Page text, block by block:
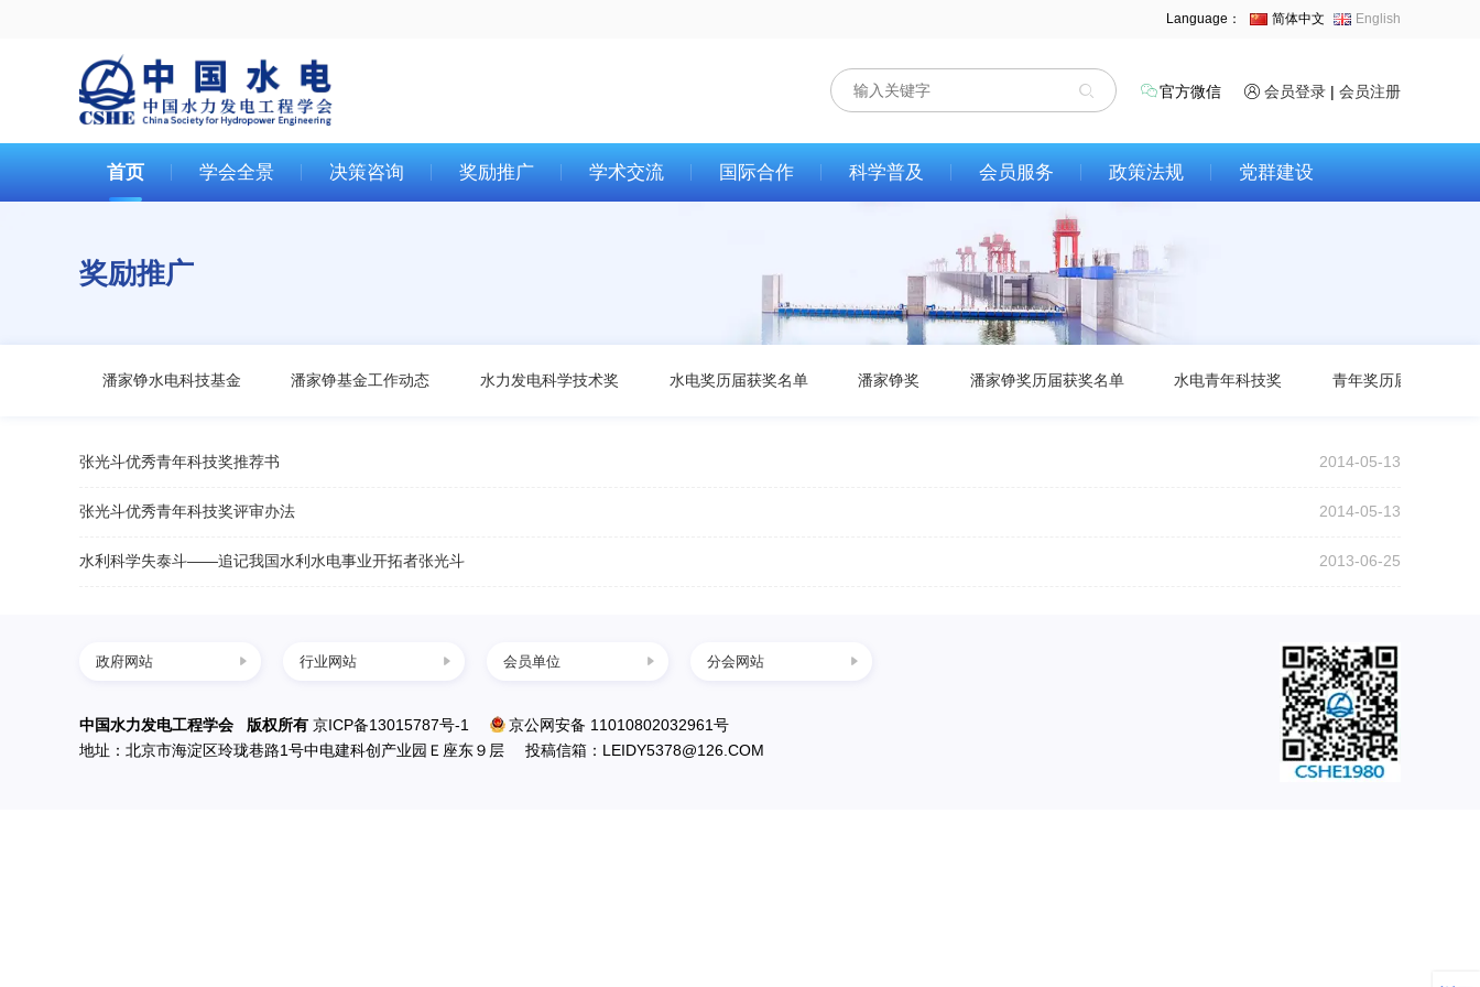
Language： 简体中文 English
官方微信 会员登录 | 会员注册
首页 学会全景 决策咨询 奖励推广 学术交流 国际合作 科学普及 会员服务 政策法规 党群建设
奖励推广
潘家铮水电科技基金 潘家铮基金工作动态 水力发电科学技术奖 水电奖历届获奖名单 潘家铮奖 潘家铮奖历届获奖名单 水电青年科技奖 青年奖历届获奖名单
张光斗优秀青年科技奖推荐书 2014-05-13
张光斗优秀青年科技奖评审办法 2014-05-13
水利科学失泰斗——追记我国水利水电事业开拓者张光斗 2013-06-25
政府网站
中国科协
国家发展改革委
行业网站
四川水力发电网
西南水电网
会员单位
中国葛洲坝集团三
峡建设工程有限公
司
分会网站
中国水力发电工程学会 版权所有 京ICP备13015787号-1
京公网安备 11010802032961号
地址：北京市海淀区玲珑巷路1号中电建科创产业园Ｅ座东９层
投稿信箱：LEIDY5378@126.COM